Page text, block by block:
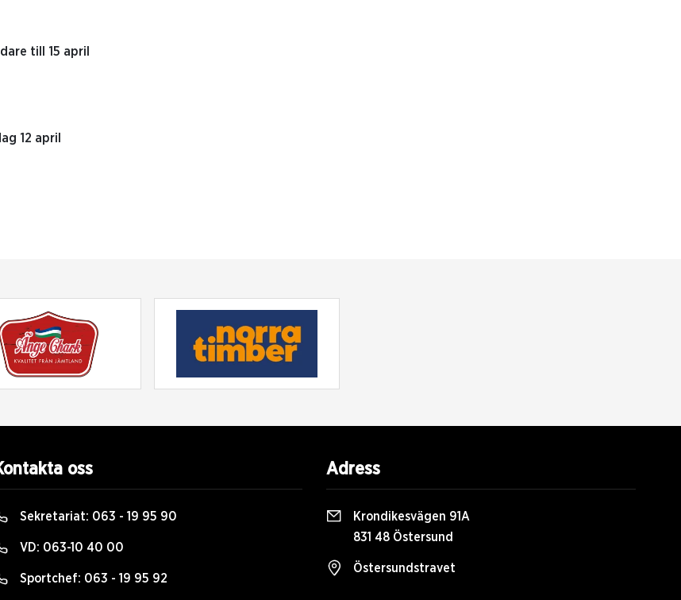
till 15 april
12 april
oss
Sekretariat: 063 - 19 95 90
VD: 063-10 40 00
Sportchef: 063 - 19 95 92
Adress
Krondikesvägen 91A
831 48 Östersund
Östersundstravet